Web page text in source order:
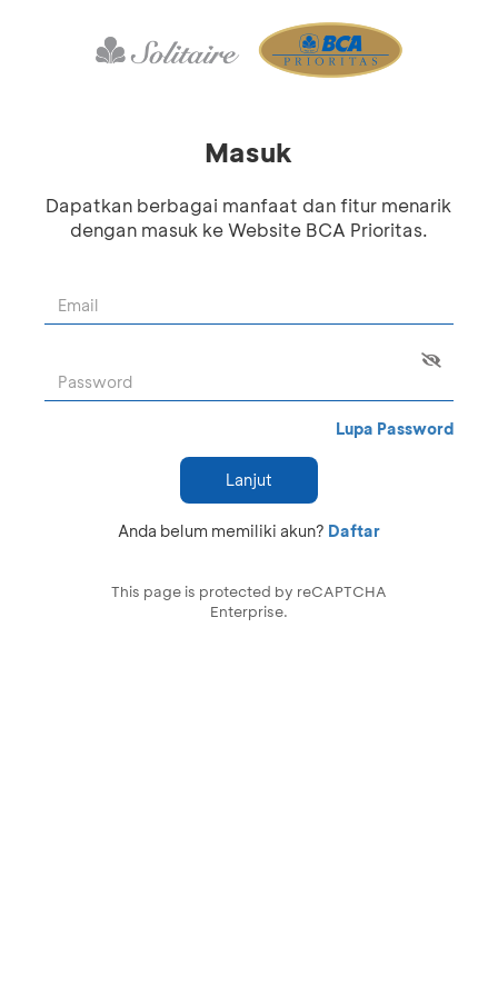
Masuk
Dapatkan berbagai manfaat dan fitur menarik
dengan masuk ke Website BCA Prioritas.
Lupa Password
Lanjut
Anda belum memiliki akun? Daftar
This page is protected by reCAPTCHA
Enterprise.